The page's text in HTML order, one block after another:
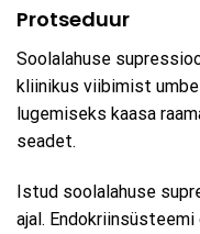
Protseduur
Soolalahuse
kliinikus viibimist
lugemiseks kaasa
seadet.
Istud soolalahuse
ajal.